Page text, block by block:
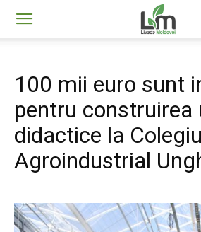
Livada
Moldovei
100 mii euro sunt
pentru construirea
didactice la
Agroindustrial